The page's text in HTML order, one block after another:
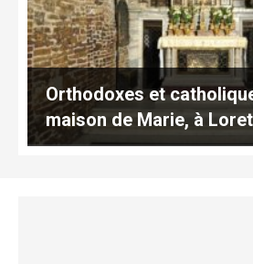
Orthodoxes et
maison de Marie, à